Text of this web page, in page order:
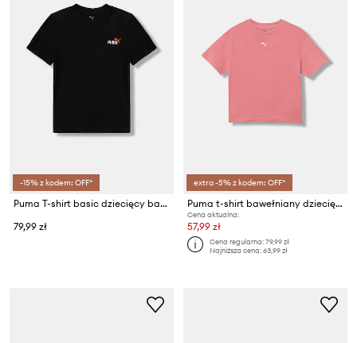
-15% z kodem: OFF*
Puma T-shirt basic dziecięcy bawełniany ESS 2 COLOR Small No. 1 Logo
79,99 zł
extra -5% z kodem: OFF*
Puma t-shirt bawełniany dziecięcy ESS
Cena aktualna:
57,99 zł
Cena regularna:79,99 zł
Najniższa cena:63,99 zł